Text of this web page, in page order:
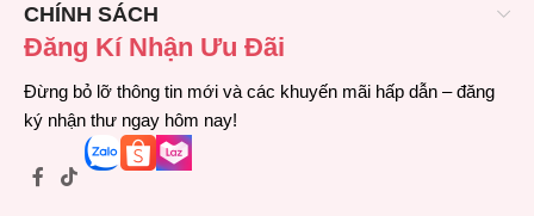
CHÍNH SÁCH
Đăng Kí Nhận Ưu Đãi
Đừng bỏ lỡ thông tin mới và các khuyến mãi hấp dẫn – đăng
ký nhận thư ngay hôm nay!